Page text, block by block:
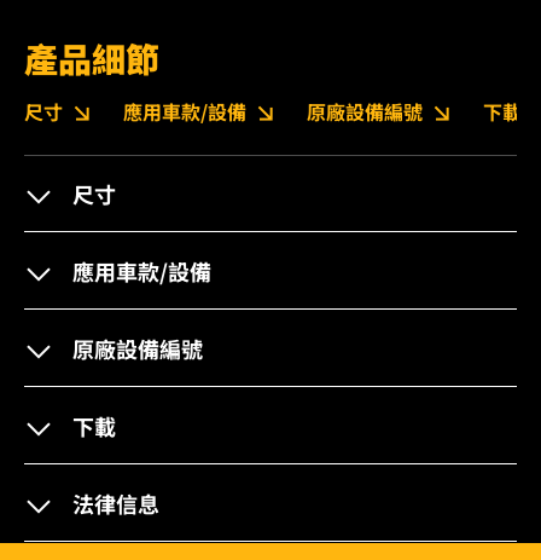
產品細節
尺寸 應用車款/設備 原廠設備編號 下載
尺寸
應用車款/設備
原廠設備編號
下載
法律信息